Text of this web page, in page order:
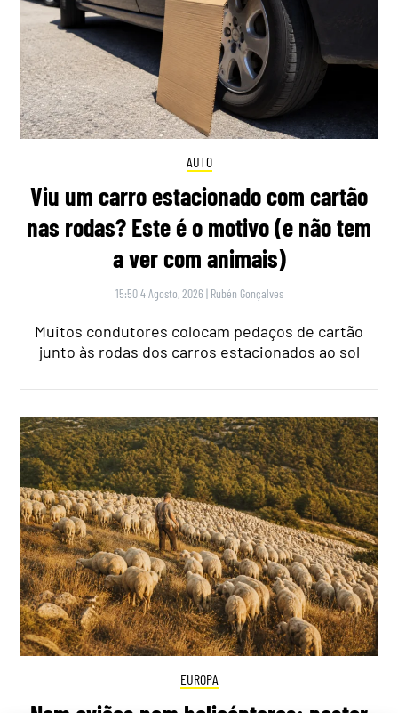
AUTO
Viu um carro estacionado com cartão
nas rodas? Este é o motivo (e não tem
a ver com animais)
15:50 4 Agosto, 2026 | Rubén Gonçalves
Muitos condutores colocam pedaços de cartão
junto às rodas dos carros estacionados ao sol
EUROPA